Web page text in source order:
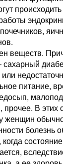
веществ.
сахарный
питание,
прочее. В этих
женщин
болезнь